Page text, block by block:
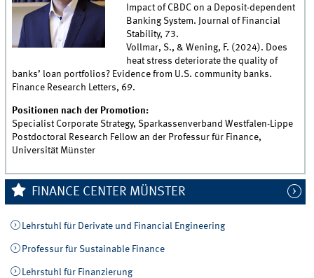
Impact of CBDC on a Deposit-dependent
Banking System. Journal of Financial
Stability, 73.
Vollmar, S., & Wening, F. (2024). Does
heat stress deteriorate the quality of
banks’ loan portfolios? Evidence from U.S. community banks.
Finance Research Letters, 69.
Positionen nach der Promotion:
Specialist Corporate Strategy, Sparkassenverband Westfalen-Lippe
Postdoctoral Research Fellow an der Professur für Finance,
Universität Münster
FINANCE CENTER MÜNSTER
Lehrstuhl für Derivate und Financial Engineering
Professur für Sustainable Finance
Lehrstuhl für Finanzierung